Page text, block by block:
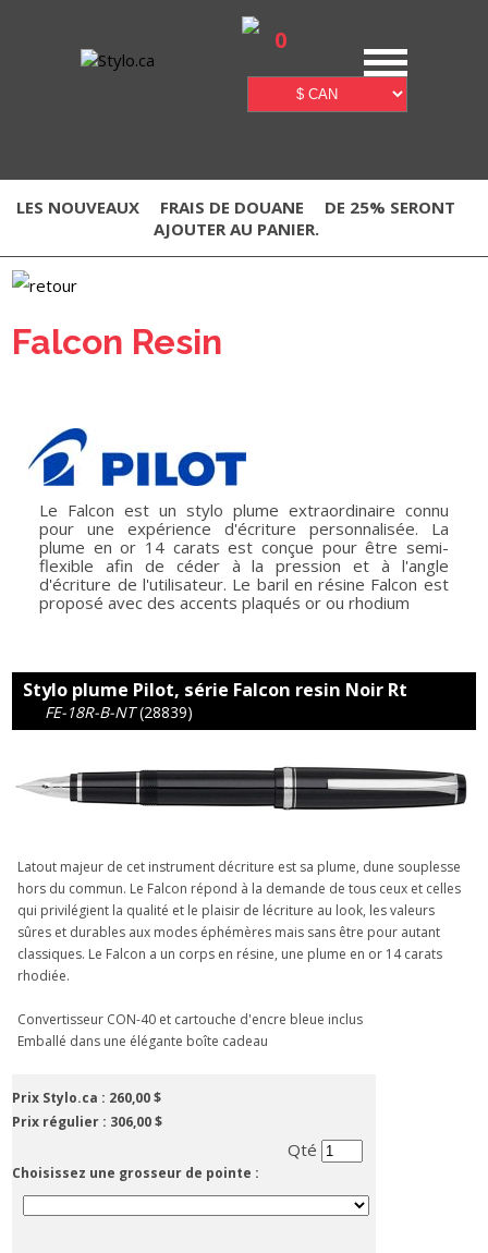
0
LES NOUVEAUX FRAIS DE DOUANE
DE 25% SERONT
AJOUTER AU PANIER.
Falcon Resin
Le Falcon est un stylo plume extraordinaire connu
pour une expérience d'écriture personnalisée. La
plume en or 14 carats est conçue pour être semi-
flexible afin de céder à la pression et à l'angle
d'écriture de l'utilisateur. Le baril en résine Falcon est
proposé avec des accents plaqués or ou rhodium
Stylo plume Pilot, série Falcon resin Noir Rt
FE-18R-B-NT (28839)
Latout majeur de cet instrument décriture est sa plume, dune souplesse
hors du commun. Le Falcon répond à la demande de tous ceux et celles
qui privilégient la qualité et le plaisir de lécriture au look, les valeurs
sûres et durables aux modes éphémères mais sans être pour autant
classiques. Le Falcon a un corps en résine, une plume en or 14 carats
rhodiée.
Convertisseur CON-40 et cartouche d'encre bleue inclus
Emballé dans une élégante boîte cadeau
Prix Stylo.ca : 260,00 $
Prix régulier : 306,00 $
Qté
Choisissez une grosseur de pointe :